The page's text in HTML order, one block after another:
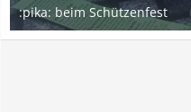
:pika: beim Schützenfest
1. Juli 2017